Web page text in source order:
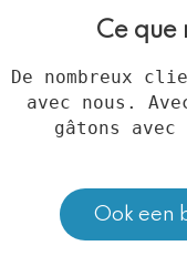
Ce que
De nombreux
avec nous.
gâtons
Ook een